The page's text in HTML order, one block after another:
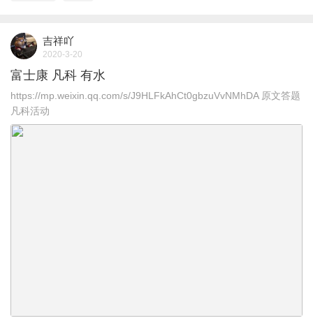
吉祥吖
2020-3-20
富士康 凡科 有水
https://mp.weixin.qq.com/s/J9HLFkAhCt0gbzuVvNMhDA 原文答题
凡科活动